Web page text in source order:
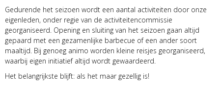
Gedurende het seizoen wordt een aantal activiteiten door onze
eigenleden, onder regie van de activiteitencommissie
georganiseerd. Opening en sluiting van het seizoen gaan altijd
gepaard met een gezamenlijke barbecue of een ander soort
maaltijd. Bij genoeg animo worden kleine reisjes georganiseerd,
waarbij eigen initiatief altijd wordt gewaardeerd.
Het belangrijkste blijft: als het maar gezellig is!